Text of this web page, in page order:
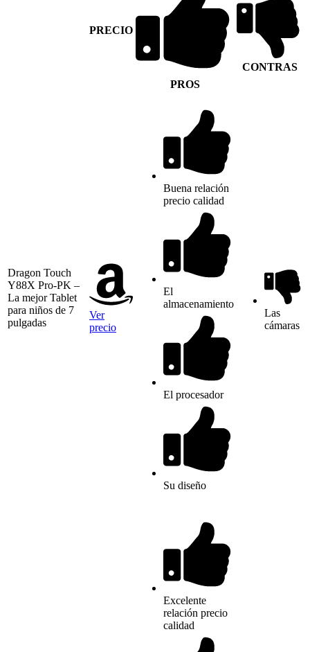
PRECIO
PROS
CONTRAS
Dragon Touch
Y88X Pro-PK –
La mejor Tablet
para niños de 7
pulgadas
Ver
precio
Buena relación
precio calidad
El
almacenamiento
El procesador
Su diseño
Las
cámaras
Excelente
relación precio
calidad